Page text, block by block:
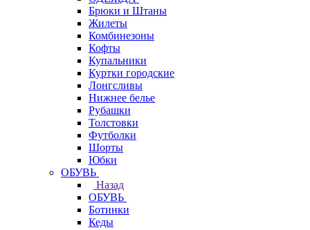
Брюки и Штаны
Жилеты
Комбинезоны
Кофты
Купальники
Куртки городские
Лонгсливы
Нижнее белье
Рубашки
Толстовки
Футболки
Шорты
Юбки
ОБУВЬ
Назад
ОБУВЬ
Ботинки
Кеды